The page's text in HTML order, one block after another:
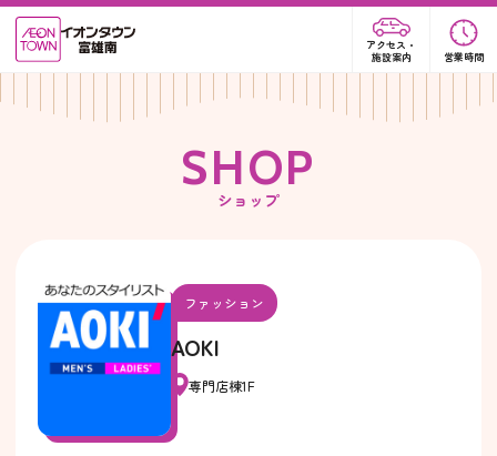
アクセス・
施設案内
営業時間
SHOP
ショップ
ファッション
AOKI
専門店棟1F